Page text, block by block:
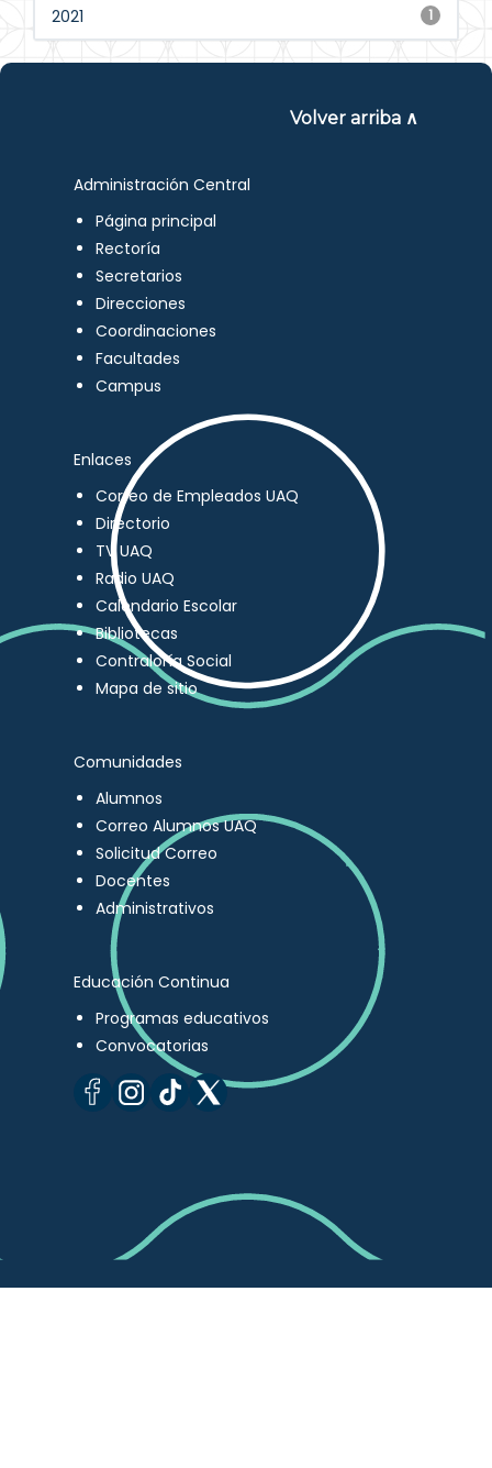
1
2021
Volver arriba ∧
Administración Central
Página principal
Rectoría
Secretarios
Direcciones
Coordinaciones
Facultades
Campus
Enlaces
Correo de Empleados UAQ
Directorio
TV UAQ
Radio UAQ
Calendario Escolar
Bibliotecas
Contraloría Social
Mapa de sitio
Comunidades
Alumnos
Correo Alumnos UAQ
Solicitud Correo
Docentes
Administrativos
Educación Continua
Programas educativos
Convocatorias